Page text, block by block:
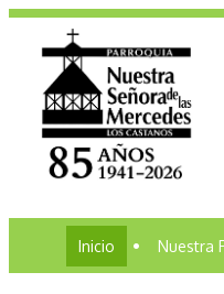
Inicio • Nuestra